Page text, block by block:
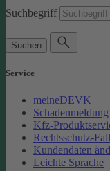
Suchbegriff
Suchen
Service
meineDEVK
Schadenmeldung
Kfz-
Rechtsschutz-
Kundendaten
Leichte Sprache